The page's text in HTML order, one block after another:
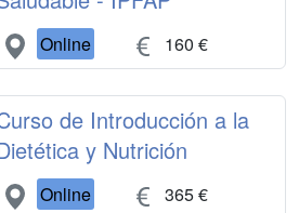
Online 160 €
de Introducción a la
y Nutrición
Online 365 €